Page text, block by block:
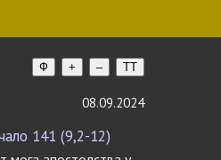
Ф + – TT
08.09.2024
141 (9,2-12)